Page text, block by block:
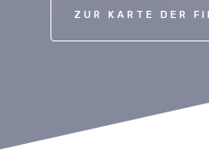
ZUR KARTE DER